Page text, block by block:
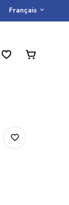
Français